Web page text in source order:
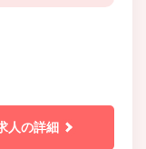
人の詳細